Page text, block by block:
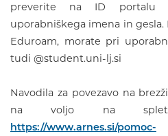
preverite na ID portalu
uporabniškega imena in gesla.
Eduroam, morate pri
tudi @student.uni-lj.si
Navodila za povezavo na
na voljo na
https://www.arnes.si/pomoc-